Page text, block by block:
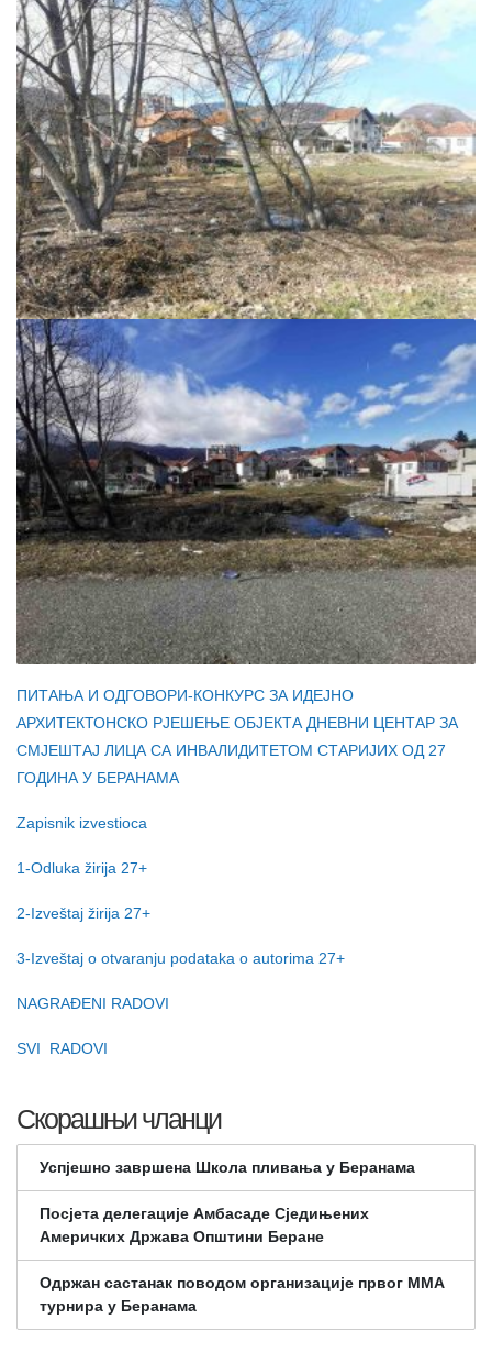
ПИТАЊА И ОДГОВОРИ-КОНКУРС ЗА ИДЕЈНО
АРХИТЕКТОНСКО РЈЕШЕЊЕ ОБЈЕКТА ДНЕВНИ ЦЕНТАР ЗА
СМЈЕШТАЈ ЛИЦА СА ИНВАЛИДИТЕТОМ СТАРИЈИХ ОД 27
ГОДИНА У БЕРАНАМА
Zapisnik izvestioca
1-Odluka žirija 27+
2-Izveštaj žirija 27+
3-Izveštaj o otvaranju podataka o autorima 27+
NAGRAĐENI RADOVI
SVI RADOVI
Скорашњи чланци
Успјешно завршена Школа пливања у Беранама
Посјета делегације Амбасаде Сједињених
Америчких Држава Општини Беране
Одржан састанак поводом организације првог ММА
турнира у Беранама